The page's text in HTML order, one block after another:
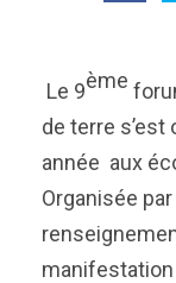
Le 9ème
de terre
année aux
Organisée par